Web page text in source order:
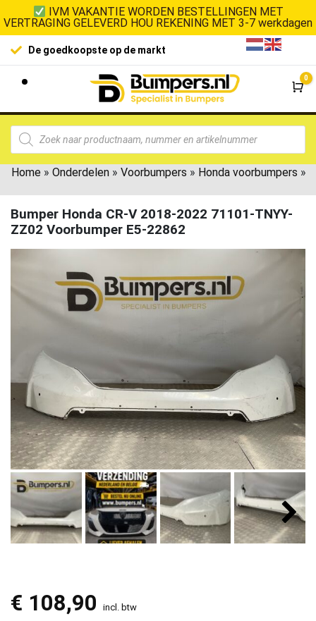
IVM VAKANTIE WORDEN BESTELLINGEN MET
VERTRAGING GELEVERD HOU REKENING MET 3-7 werkdagen
De goedkoopste op de markt
0
Home » Onderdelen » Voorbumpers » Honda voorbumpers »
Bumper Honda CR-V 2018-2022 71101-TNYY-
ZZ02 Voorbumper E5-22862
€ 108,90 incl. btw